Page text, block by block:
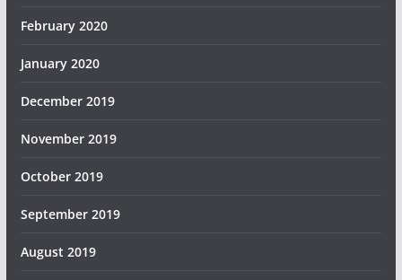
February 2020
January 2020
December 2019
November 2019
October 2019
September 2019
August 2019